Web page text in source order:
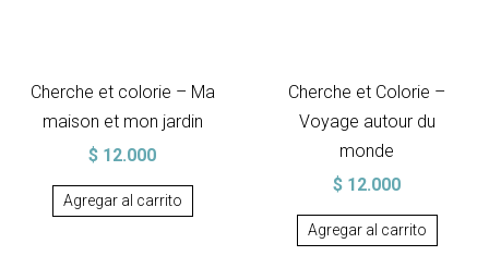
Cherche et colorie – Ma
maison et mon jardin
$ 12.000
Agregar al carrito
Cherche et Colorie –
Voyage autour du
monde
$ 12.000
Agregar al carrito